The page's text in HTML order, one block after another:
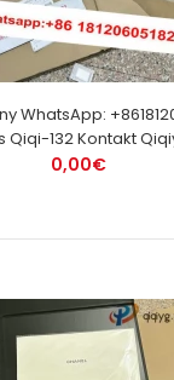
WhatsApp:
Qiqi-132 Kontakt
0,00€